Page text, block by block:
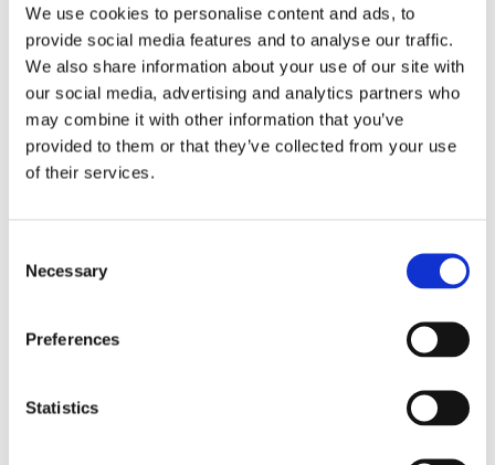
We use cookies to personalise content and ads, to
provide social media features and to analyse our traffic.
We also share information about your use of our site with
our social media, advertising and analytics partners who
may combine it with other information that you’ve
provided to them or that they’ve collected from your use
of their services.
Selection
Necessary
Preferences
Statistics
Prague)
Alumni Meetup Greece 2025
Czech Receptions with Study in Czechia
Alumni Meetup Moldova 2025
International Student and Alumni Meetup Brno
2024
Alumni Meetup Thailand 2024
Alumni Meetup Pakistan (in Prague)
Czech Receptions USA 2024
Alumni Meetup Sweden 2024
International Student and Alumni Meetup